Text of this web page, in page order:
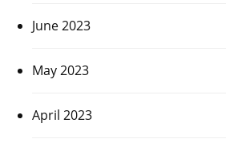
June 2023
May 2023
April 2023